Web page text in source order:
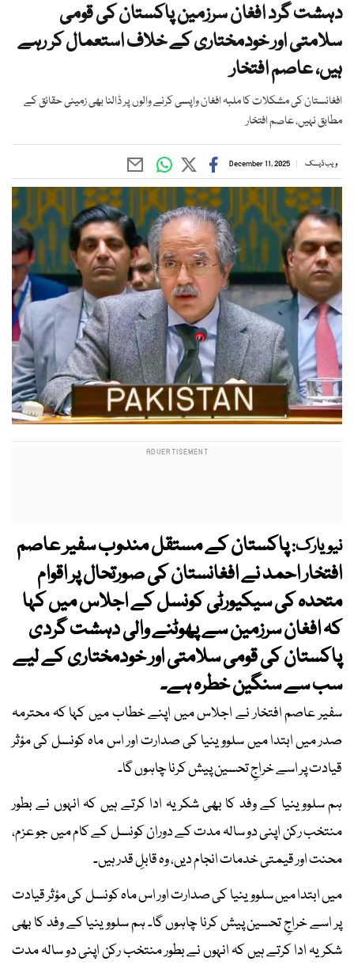
دہشت گرد افغان سرزمین پاکستان کی قومی
سلامتی اور خودمختاری کے خلاف استعمال کر رہے
ہیں، عاصم افتخار
افغانستان کی مشکلات کا ملبہ افغان واپسی کرنے والوں پر ڈالنا بھی زمینی حقائق کے
مطابق نہیں، عاصم افتخار
ویب ڈیسک December 11, 2025
نیویارک:پاکستان کے مستقل مندوب سفیر عاصم
افتخار احمد نے افغانستان کی صورتحال پر اقوام
متحدہ کی سیکیورٹی کونسل کے اجلاس میں کہا
کہ افغان سرزمین سے پھوٹنے والی دہشت گردی
پاکستان کی قومی سلامتی اور خودمختاری کے لیے
سب سے سنگین خطرہ ہے۔
سفیر عاصم افتخار نے اجلاس میں اپنے خطاب میں کہا کہ محترمہ
صدر میں ابتدا میں سلووینیا کی صدارت اور اس ماہ کونسل کی مؤثر
قیادت پر اسے خراجِ تحسین پیش کرنا چاہوں گا۔
ہم سلووینیا کے وفد کا بھی شکریہ ادا کرتے ہیں کہ انہوں نے بطور
منتخب رکن اپنی دو سالہ مدت کے دوران کونسل کے کام میں جو عزم،
محنت اور قیمتی خدمات انجام دیں، وہ قابلِ قدر ہیں۔
میں ابتدا میں سلووینیا کی صدارت اور اس ماہ کونسل کی مؤثر قیادت
پر اسے خراجِ تحسین پیش کرنا چاہوں گا۔ ہم سلووینیا کے وفد کا بھی
شکریہ ادا کرتے ہیں کہ انہوں نے بطور منتخب رکن اپنی دو سالہ مدت